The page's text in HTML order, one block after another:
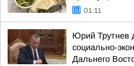
01:11
Юрий Трутнев
социально-
Дальнего